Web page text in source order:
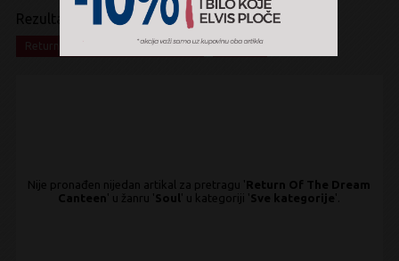
Rezultati pretrage:
Return Of The Dream Canteen x Soul x
Nije pronađen nijedan artikal za pretragu 'Return Of The Dream
Canteen' u žanru 'Soul ' u kategoriji 'Sve kategorije'.